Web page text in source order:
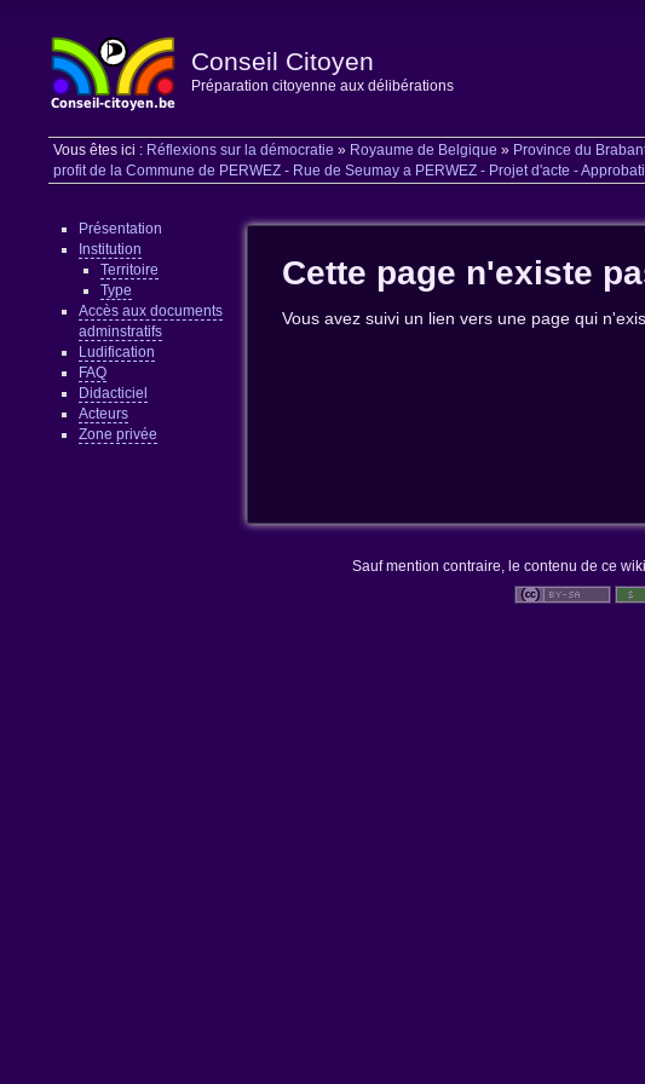
Conseil Citoyen
Préparation citoyenne aux délibérations
Vous êtes ici : Réflexions sur la démocratie » Royaume de Belgique » Province du
profit de la Commune de PERWEZ - Rue de Seumay a PERWEZ - Projet d'acte -
Présentation
Institution
Territoire
Type
Accès aux documents
adminstratifs
Ludification
FAQ
Didacticiel
Acteurs
Zone privée
Cette page n'existe
Vous avez suivi un lien vers une page qui
Sauf mention contraire, le contenu de ce